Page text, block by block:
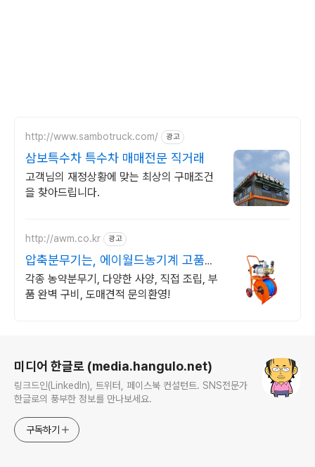
http://www.sambotruck.com/ 광고
삼보특수차 특수차 매매전문 직거래
고객님의 재정상황에 맞는 최상의 구매조건
을 찾아드립니다.
http://awm.co.kr 광고
압축분무기는, 에이월드농기계 고품질
에 확실한 A/S까지
각종 농약분무기, 다양한 사양, 직접 조립, 부
품 완벽 구비, 도매견적 문의환영!
미디어 한글로 (media.hangulo.net)
링크드인(LinkedIn), 트위터, 페이스북 컨설턴트. SNS전문가
한글로의 풍부한 정보를 만나보세요.
구독하기